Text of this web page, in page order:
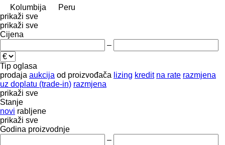
Kolumbija
Peru
prikaži sve
prikaži sve
Cijena
–
Tip oglasa
prodaja aukcija od proizvođača lizing kredit na rate razmjena
uz doplatu (trade-in) razmjena
prikaži sve
Stanje
novi rabljene
prikaži sve
Godina proizvodnje
–